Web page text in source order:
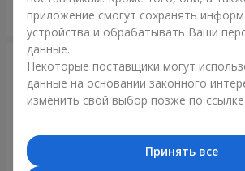
Заказать
приложение смогут сохранять
устройства и обрабатывать Ваши
данные.
Некоторые поставщики могут
данные на основании законного
изменить свой выбор позже по
Принять все